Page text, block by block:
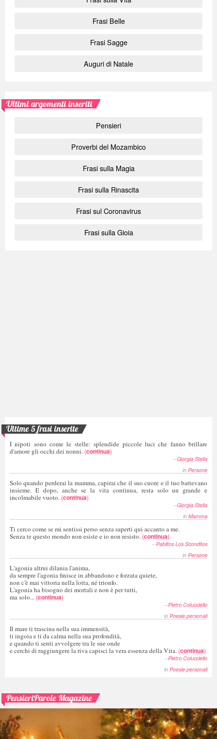
Frasi Belle
Frasi Sagge
Auguri di Natale
Ultimi argomenti inseriti
Pensieri
Proverbi del Mozambico
Frasi sulla Magia
Frasi sulla Rinascita
Frasi sul Coronavirus
Frasi sulla Gioia
Ultime 5 frasi inserite
I nipoti sono come le stelle: splendide piccole luci che fanno brillare
d'amore gli occhi dei nonni. (continua)
--Giorgia Stella
in Persone
Solo quando perderai la mamma, capirai che il suo cuore e il tuo battevano
insieme. E dopo, anche se la vita continua, resta solo un grande e
incolmabile vuoto. (continua)
--Giorgia Stella
in Mamma
Ti cerco come se mi sentissi perso senza saperti qui accanto a me.
Senza te questo mondo non esiste e io non resisto. (continua)
--Pablitos Los Sconditos
in Persone
L'agonia altrui dilania l'anima,
da sempre l'agonia finisce in abbandono e forzata quiete,
non c'è mai vittoria nella lotta, né trionfo.
L'agonia ha bisogno dei mortali e non è per tutti,
ma solo... (continua)
--Pietro Colucciello
in Poesie personali
Il mare ti trascina nella sua immensità,
ti ingoia e ti da calma nella sua profondità,
e quando ti senti avvolgere tra le sue onde
e cerchi di raggiungere la riva capisci la vera essenza della Vita. (continua)
--Pietro Colucciello
in Poesie personali
PensieriParole Magazine